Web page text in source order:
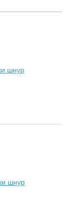
шнур
шнур